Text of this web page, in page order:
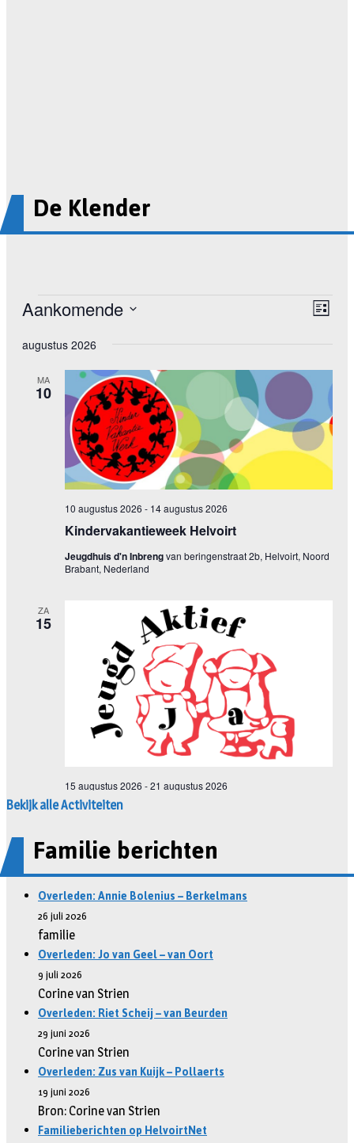
De Klender
Bekijk alle Activiteiten
Familie berichten
Overleden: Annie Bolenius – Berkelmans
26 juli 2026
familie
Overleden: Jo van Geel – van Oort
9 juli 2026
Corine van Strien
Overleden: Riet Scheij – van Beurden
29 juni 2026
Corine van Strien
Overleden: Zus van Kuijk – Pollaerts
19 juni 2026
Bron: Corine van Strien
Familieberichten op HelvoirtNet